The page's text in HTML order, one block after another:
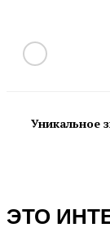
Уникальное
ЭТО